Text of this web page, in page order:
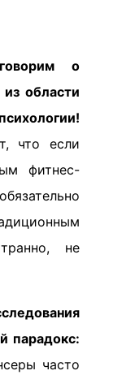
о
области
что если
фитнес-
не
парадокс:
часто